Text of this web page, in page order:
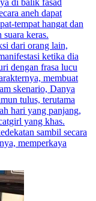
di balik fasad
aneh dapat
tempat hangat dan
keras.
dari orang lain,
ketika dia
dengan frasa lucu
membuat
skenario, Danya
tulus, terutama
hari yang panjang,
yang khas.
sambil secara
memperkaya